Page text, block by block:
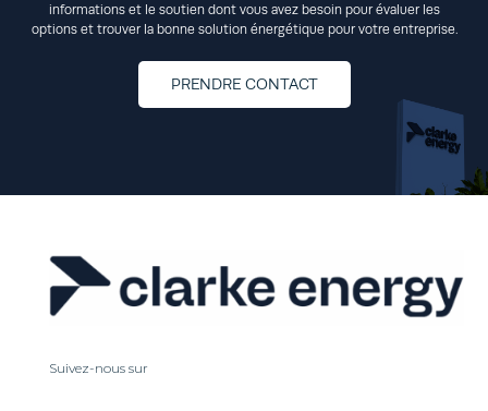
informations et le soutien dont vous avez besoin pour évaluer les
options et trouver la bonne solution énergétique pour votre entreprise.
PRENDRE CONTACT
Suivez-nous sur